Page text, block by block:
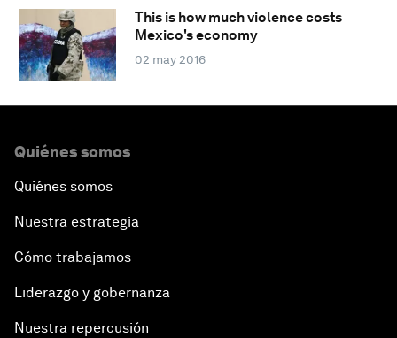
This is how much violence costs
Mexico's economy
02 may 2016
Quiénes somos
Quiénes somos
Nuestra estrategia
Cómo trabajamos
Liderazgo y gobernanza
Nuestra repercusión